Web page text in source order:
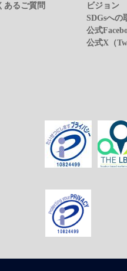
あるご質問
ビジョン
SDGsへの
公式
公式X（